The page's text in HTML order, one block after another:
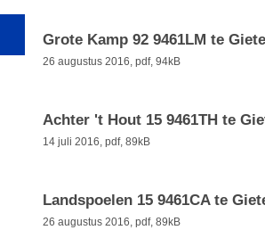
Grote Kamp 92 9461LM te
26 augustus 2016, pdf, 94kB
Achter 't Hout 15 9461TH te
14 juli 2016, pdf, 89kB
Landspoelen 15 9461CA te
26 augustus 2016, pdf, 89kB